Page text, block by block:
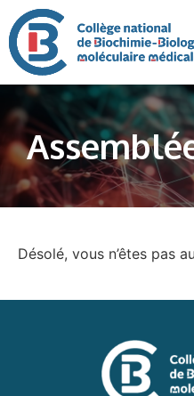
Désolé, vous n’êtes pas